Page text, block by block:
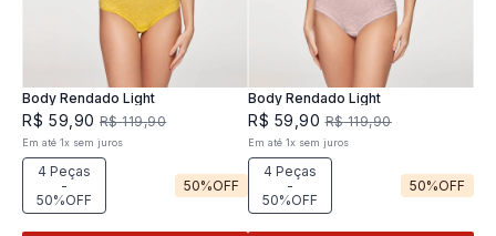
Body Rendado Light
R$ 59 90 R$ 119,90
Em até1x sem juros
4 Peças
-
50%OFF
50%OFF
Body Rendado Light
R$ 59 ,90 R$ 119,90
Em até 1x sem juros
4 Peças
-
50%OFF
50%OFF